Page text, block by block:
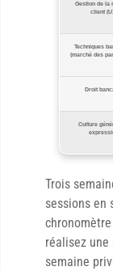
Gestion de la
client
Techniques
(marché des
Droit
Culture
Trois
sessions en
réalisez
semaine